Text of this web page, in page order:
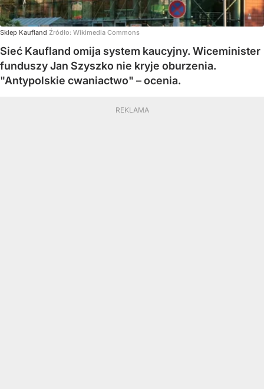
Sklep Kaufland Źródło: Wikimedia Commons
Sieć Kaufland omija system kaucyjny. Wiceminister
funduszy Jan Szyszko nie kryje oburzenia.
"Antypolskie cwaniactwo" – ocenia.